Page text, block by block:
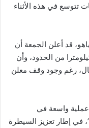
تتوسع في هذه الأثناء
قد أعلن الجمعة أن
عبرت النهر الواقع على بعد نحو 30 كيلومترا من الحدود، وأن
رغم وجود وقف معلن
عملية واسعة في
في إطار تعزيز السيطرة